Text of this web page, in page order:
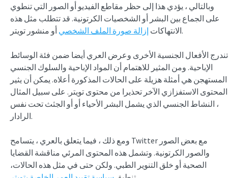
وبالتالي ، يؤدي هذا إلى حظر مقاطع الفيديو أو الصور التي تنطوي
على الجماع بين البشر أو الشخصيات الكرتونية. قد تتطلب مثل هذه
الانتهاكات إزالة صورة الملف الشخصي أو منشور تويتر.
تندرج الأفعال الجنسية الأخرى وعرض العري أيضا ضمن فئة الوسائط
الإباحية. ومن المثير للاهتمام أن المواد الإباحية والسلوك الجنسي
المستهجن هي أمثلة هزيلة على الحالات المذكورة أعلاه. يمكن أن يثير
المحتوى الاستفزازي الآخر تحذيرا من محتوى تويتر. على سبيل المثال
، النشاط الجنسي الذي يشمل البشر الأحياء أو أو الجثث تحت نفس
الرادار.
ومع ذلك ، فيما يتعلق بالعري ، يتسامح Twitter مع بعض الصور
والصور الكرتونية. وتشمل هذه المحتوى المرئي مناقشة القضايا
الصحية أو خلق التنوير الطبي. ولكن حتى في مثل هذه الحالات،